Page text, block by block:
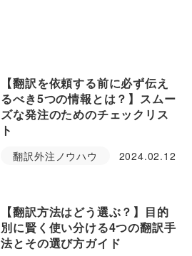
【翻訳を依頼する前に必ず伝え
るべき5つの情報とは？】スムー
ズな発注のためのチェックリス
ト
翻訳外注ノウハウ 2024.02.12
【翻訳方法はどう選ぶ？】目的
別に賢く使い分ける4つの翻訳手
法とその選び方ガイド